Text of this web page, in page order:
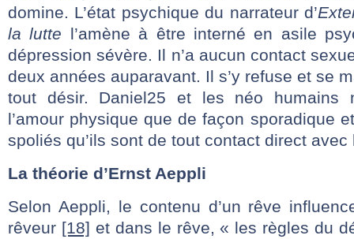
domine. L’état psychique du narrateur d’
la lutte l’amène à être interné en asile
dépression sévère. Il n’a aucun contact
deux années auparavant. Il s’y refuse et se
tout désir. Daniel25 et les néo humains
l’amour physique que de façon sporadique
spoliés qu’ils sont de tout contact direct
La théorie d’Ernst Aeppli
Selon Aeppli, le contenu d’un rêve
rêveur [18] et dans le rêve, « les règles du